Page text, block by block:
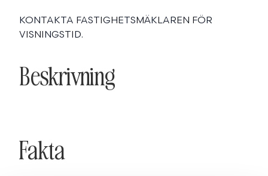
KONTAKTA FASTIGHETSMÄKLAREN FÖR
VISNINGSTID.
Beskrivning
Fakta